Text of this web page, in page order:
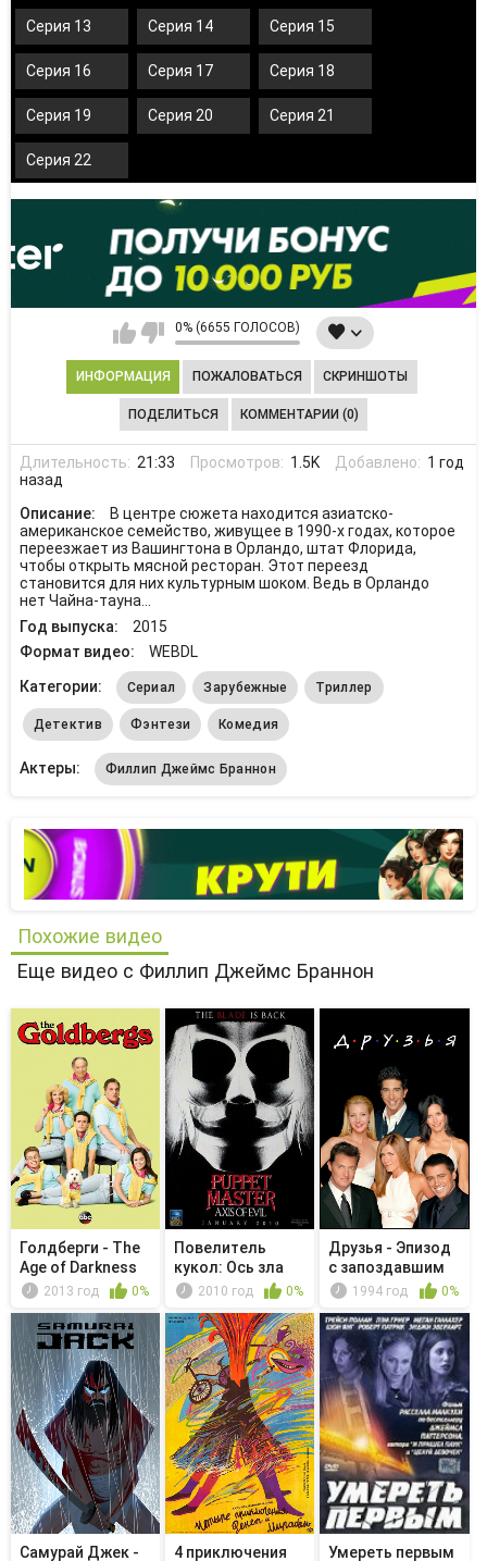
Серия 13 Серия 14 Серия 15
Серия 16 Серия 17 Серия 18
Серия 19 Серия 20 Серия 21
Серия 22
0% (6655 ГОЛОСОВ)
ИНФОРМАЦИЯ ПОЖАЛОВАТЬСЯ СКРИНШОТЫ
ПОДЕЛИТЬСЯ КОММЕНТАРИИ (0)
Длительность: 21:33 Просмотров: 1.5K Добавлено: 1 год
назад
Описание:
В центре сюжета находится азиатско-
американское семейство, живущее в 1990-х годах, которое
переезжает из Вашингтона в Орландо, штат Флорида,
чтобы открыть мясной ресторан. Этот переезд
становится для них культурным шоком. Ведь в Орландо
нет Чайна-тауна...
Год выпуска:
2015
Формат видео:
WEBDL
Категории:
Сериал Зарубежные Триллер
Детектив Фэнтези Комедия
Актеры: Филлип Джеймс Браннон
Похожие видео
Еще видео с Филлип Джеймс Браннон
Голдберги - The
Age of Darkness
2013 год 0%
Повелитель
кукол: Ось зла
2010 год 0%
Друзья - Эпизод
с запоздавшим
днём бл...
1994 год 0%
Самурай Джек -
4 приключения
Умереть первым